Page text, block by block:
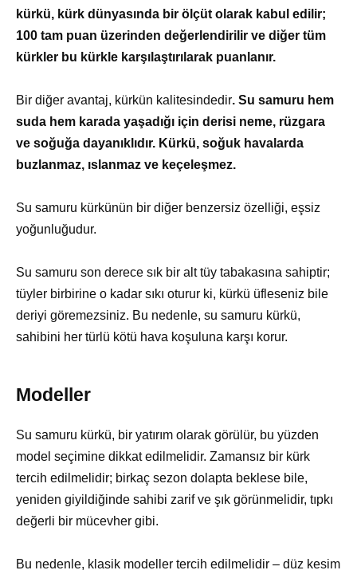
kürkü, kürk dünyasında bir ölçüt olarak kabul edilir;
100 tam puan üzerinden değerlendirilir ve diğer tüm
kürkler bu kürkle karşılaştırılarak puanlanır.
Bir diğer avantaj, kürkün kalitesindedir. Su samuru hem
suda hem karada yaşadığı için derisi neme, rüzgara
ve soğuğa dayanıklıdır. Kürkü, soğuk havalarda
buzlanmaz, ıslanmaz ve keçeleşmez.
Su samuru kürkünün bir diğer benzersiz özelliği, eşsiz
yoğunluğudur.
Su samuru son derece sık bir alt tüy tabakasına sahiptir;
tüyler birbirine o kadar sıkı oturur ki, kürkü üfleseniz bile
deriyi göremezsiniz. Bu nedenle, su samuru kürkü,
sahibini her türlü kötü hava koşuluna karşı korur.
Modeller
Su samuru kürkü, bir yatırım olarak görülür, bu yüzden
model seçimine dikkat edilmelidir. Zamansız bir kürk
tercih edilmelidir; birkaç sezon dolapta beklese bile,
yeniden giyildiğinde sahibi zarif ve şık görünmelidir, tıpkı
değerli bir mücevher gibi.
Bu nedenle, klasik modeller tercih edilmelidir – düz kesim